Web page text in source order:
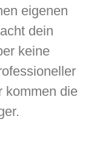
eigenen
dein
keine
kommen die